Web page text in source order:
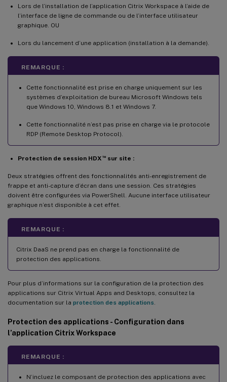
Lors de l’installation de l’application Citrix Workspace à l’aide de
l’interface de ligne de commande ou de l’interface utilisateur
graphique. OU
Lors du lancement d’une application (installation à la demande).
REMARQUE :
Cette fonctionnalité est prise en charge uniquement sur les
systèmes d’exploitation de bureau Microsoft Windows tels
que Windows 10, Windows 8.1 et Windows 7.
Cette fonctionnalité n’est pas prise en charge via le protocole
RDP (Remote Desktop Protocol).
Protection de session HDX ™sur site :
Deux stratégies offrent des fonctionnalités anti-enregistrement de
frappe et anti-capture d’écran dans une session. Ces stratégies
doivent être configurées via PowerShell. Aucune interface utilisateur
graphique n’est disponible à cet effet.
REMARQUE :
Citrix DaaS ne prend pas en charge la fonctionnalité de
protection des applications.
Pour plus d’informations sur la configuration de la protection des
applications sur Citrix Virtual Apps and Desktops, consultez la
documentation sur la protection des applications
Protection des applications - Configuration dans
l’application Citrix Workspace
REMARQUE :
N’incluez le composant de protection des applications avec